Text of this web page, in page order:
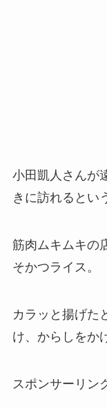
小田凱人さんが
きに訪れるとい
筋肉ムキムキの
そかつライス。
カラッと揚げた
け、からしをか
スポンサーリン